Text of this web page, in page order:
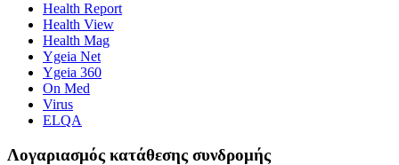
Health Report
Health View
Health Mag
Ygeia Net
Ygeia 360
On Med
Virus
ELQA
Λογαριασμός κατάθεσης συνδρομής